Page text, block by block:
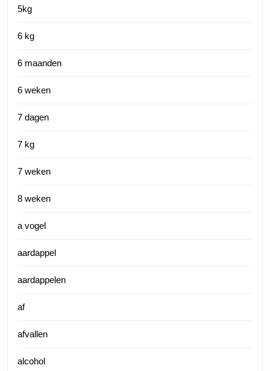
5kg
6 kg
6 maanden
6 weken
7 dagen
7 kg
7 weken
8 weken
a vogel
aardappel
aardappelen
af
afvallen
alcohol